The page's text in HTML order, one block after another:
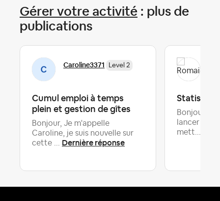
Gérer votre activité : plus de
publications
Caroline3371 Level 2
Cumul emploi à temps
plein et gestion de gîtes
Bonjour, Je m'appelle
Caroline, je suis nouvelle sur
cette ... Dernière réponse
Bonjour à
lancer
mett...